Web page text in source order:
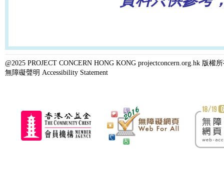
@2025 PROJECT CONCERN HONG KONG projectconcern.org.hk 版權
無障礙聲明 Accessibility Statement